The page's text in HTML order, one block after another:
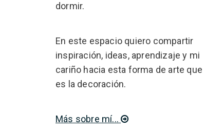
dormir.
En este espacio quiero compartir
inspiración, ideas, aprendizaje y mi
cariño hacia esta forma de arte que
es la decoración.
Más sobre mí...